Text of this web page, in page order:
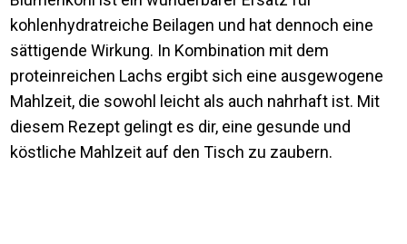
kohlenhydratreiche Beilagen und hat dennoch eine
sättigende Wirkung. In Kombination mit dem
proteinreichen Lachs ergibt sich eine ausgewogene
Mahlzeit, die sowohl leicht als auch nahrhaft ist. Mit
diesem Rezept gelingt es dir, eine gesunde und
köstliche Mahlzeit auf den Tisch zu zaubern.